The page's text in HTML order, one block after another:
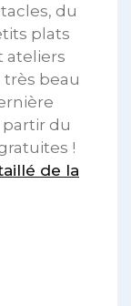
du
plats
ateliers
beau
partir du
!
de la